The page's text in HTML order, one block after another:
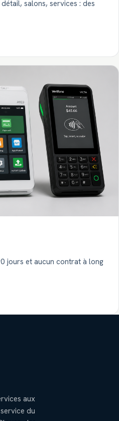
salons, services : des
jours et aucun contrat à long
aux
du